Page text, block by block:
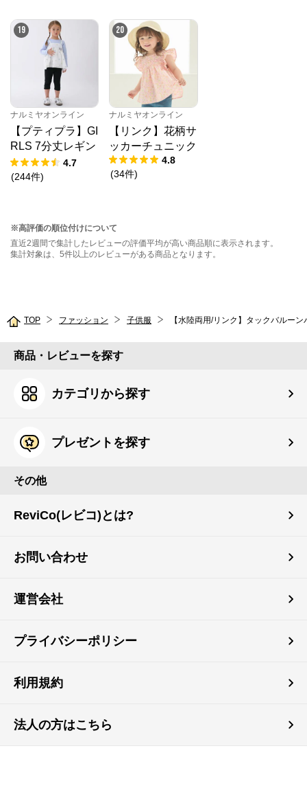
19
ナルミヤオンライン
【プティプラ】GI
RLS 7分丈レギン
ス
4.7
(244件)
20
ナルミヤオンライン
【リンク】花柄サ
ッカーチュニック
4.8
(34件)
※高評価の順位付けについて
直近2週間で集計したレビューの評価平均が高い商品順に表示されます。
集計対象は、5件以上のレビューがある商品となります。
TOP ファッション 子供服 【水陸両用/リンク】タックバルー
商品・レビューを探す
カテゴリから探す
プレゼントを探す
その他
ReviCo(レビコ)とは?
お問い合わせ
運営会社
プライバシーポリシー
利用規約
法人の方はこちら